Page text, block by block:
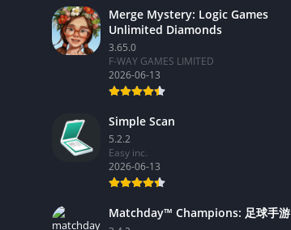
Merge Mystery: Logic Games
Unlimited Diamonds
3.65.0
F-WAY GAMES LIMITED
2026-06-13
Simple Scan
5.2.2
Easy inc.
2026-06-13
Matchday™ Champions: 足球手游